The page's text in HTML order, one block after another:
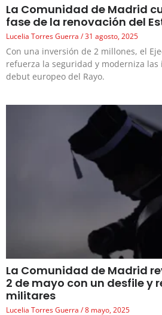
La Comunidad de Madrid
fase de la renovación del
Lucelia Torres Guerra 31 agosto, 2025
Con una inversión de 2 millones, el
refuerza la seguridad y moderniza las
debut europeo del Rayo.
La Comunidad de Madrid
2 de mayo con un desfile y
militares
Lucelia Torres Guerra 8 mayo, 2025